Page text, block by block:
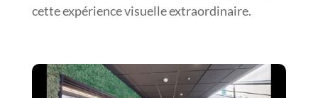
cette expérience visuelle extraordinaire.